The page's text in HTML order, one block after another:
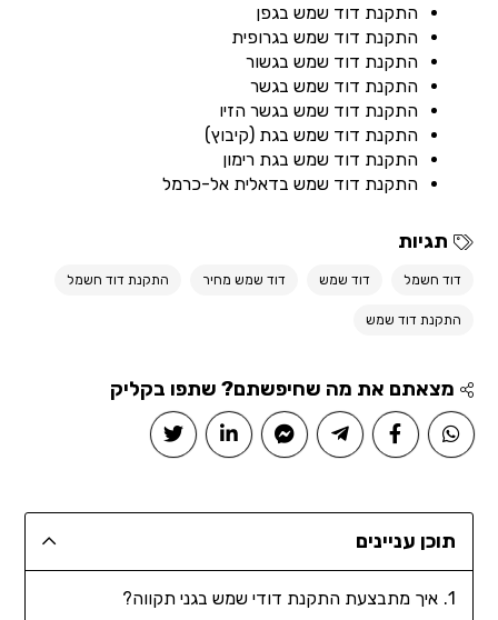
התקנת דוד שמש בגפן
התקנת דוד שמש בגרופית
התקנת דוד שמש בגשור
התקנת דוד שמש בגשר
התקנת דוד שמש בגשר הזיו
התקנת דוד שמש בגת (קיבוץ)
התקנת דוד שמש בגת רימון
התקנת דוד שמש בדאלית אל-כרמל
תגיות
דוד חשמל דוד שמש דוד שמש מחיר התקנת דוד חשמל
התקנת דוד שמש
מצאתם את מה שחיפשתם? שתפו בקליק
תוכן עניינים
איך מתבצעת התקנת דודי שמש בגני תקווה?